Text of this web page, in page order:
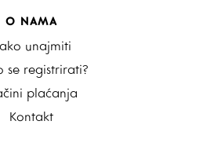
O NAMA
unajmiti
se registrirati?
plaćanja
Kontakt